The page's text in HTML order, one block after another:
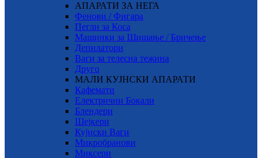
АПАРАТИ ЗА НЕГА
Фенови / Фигара
Пегли за Коса
Машинки за Шишање / Бричење
Депилатори
Ваги за телесна тежина
Друго
МАЛИ КУЈНСКИ АПАРАТИ
Кафемати
Електрични Бокали
Блендери
Шејкери
Кујнски Ваги
Микробранови
Миксери